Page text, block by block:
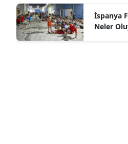
İspanya
Neler